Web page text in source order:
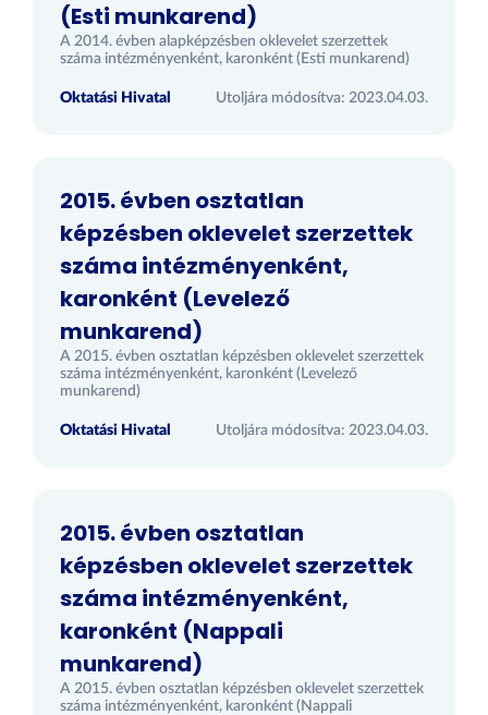
(Esti munkarend)
A 2014. évben alapképzésben oklevelet szerzettek
száma intézményenként, karonként (Esti munkarend)
Oktatási Hivatal Utoljára módosítva: 2023.04.03.
2015. évben osztatlan
képzésben oklevelet szerzettek
száma intézményenként,
karonként (Levelező
munkarend)
A 2015. évben osztatlan képzésben oklevelet szerzettek
száma intézményenként, karonként (Levelező
munkarend)
Oktatási Hivatal Utoljára módosítva: 2023.04.03.
2015. évben osztatlan
képzésben oklevelet szerzettek
száma intézményenként,
karonként (Nappali
munkarend)
A 2015. évben osztatlan képzésben oklevelet szerzettek
száma intézményenként, karonként (Nappali